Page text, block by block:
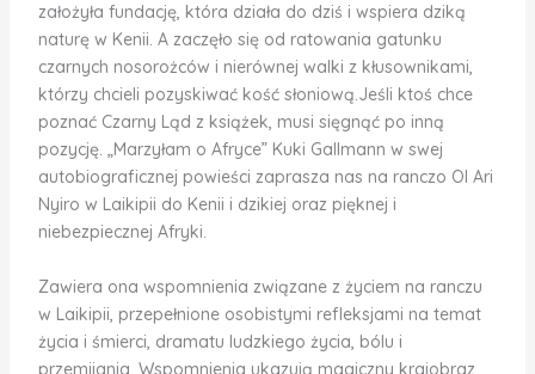
założyła fundację, która działa do dziś i wspiera dziką
naturę w Kenii. A zaczęło się od ratowania gatunku
czarnych nosorożców i nierównej walki z kłusownikami,
którzy chcieli pozyskiwać kość słoniową.Jeśli ktoś chce
poznać Czarny Ląd z książek, musi sięgnąć po inną
pozycję. „Marzyłam o Afryce” Kuki Gallmann w swej
autobiograficznej powieści zaprasza nas na ranczo Ol Ari
Nyiro w Laikipii do Kenii i dzikiej oraz pięknej i
niebezpiecznej Afryki.
Zawiera ona wspomnienia związane z życiem na ranczu
w Laikipii, przepełnione osobistymi refleksjami na temat
życia i śmierci, dramatu ludzkiego życia, bólu i
przemijania. Wspomnienia ukazują magiczny krajobraz